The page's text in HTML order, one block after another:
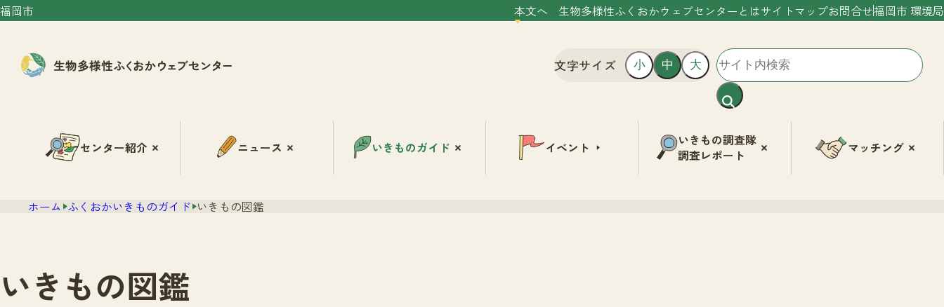
福岡市 本文へ 生物多様性ふくおかウェブセンターとはサイトマップお問合せ福岡市 環境局
文字サイズ 小 中 大
センター紹介 ニュース いきものガイド イベント
いきもの調査隊
調査レポート
マッチング
ホーム ふくおかいきものガイド いきもの図鑑
いきもの図鑑